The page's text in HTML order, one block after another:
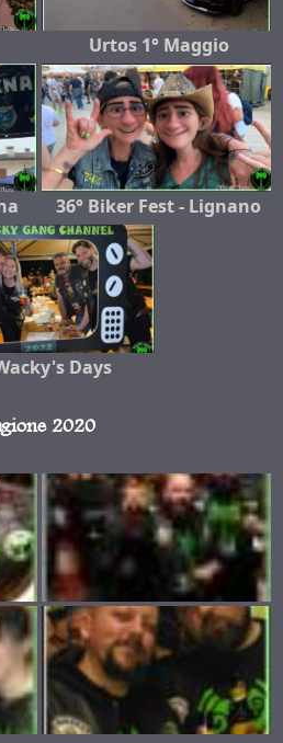
Urtos 1° Maggio
36° Biker Fest - Lignano
Days
2020